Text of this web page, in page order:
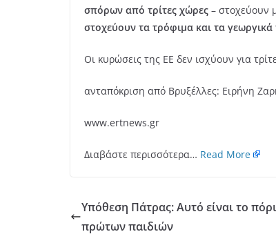
σπόρων από τρίτες χώρες – στοχεύουν
στοχεύουν τα τρόφιμα και τα
Οι κυρώσεις της ΕΕ δεν ισχύουν για
ανταπόκριση από Βρυξέλλες: Ειρήνη
www.ertnews.gr
Διαβάστε περισσότερα… Read More
Υπόθεση Πάτρας: Αυτό είναι το
πρώτων παιδιών